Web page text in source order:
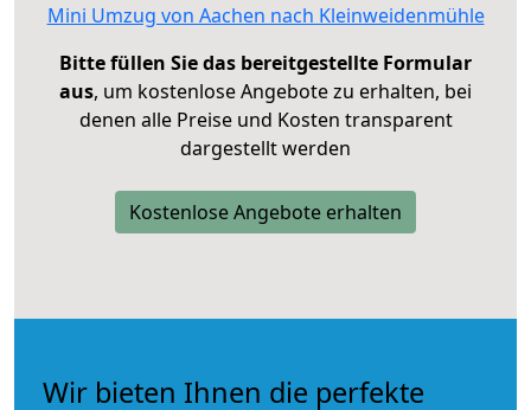
Mini Umzug von Aachen nach Kleinweidenmühle
Bitte füllen Sie das bereitgestellte Formular
aus, um kostenlose Angebote zu erhalten, bei
denen alle Preise und Kosten transparent
dargestellt werden
Kostenlose Angebote erhalten
Wir bieten Ihnen die perfekte